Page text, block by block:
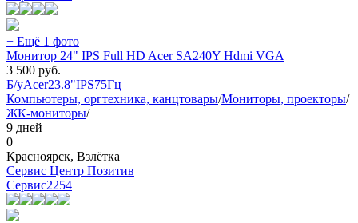
+ Ещё 1 фото
Монитор 24" IPS Full HD Acer SA240Y Hdmi VGA
3 500 руб.
Б/уAcer23.8"IPS75Гц
Компьютеры, оргтехника, канцтовары/Мониторы, проекторы/
ЖК-мониторы/
9 дней
0
Красноярск, Взлётка
Сервис Центр Позитив
Сервис2254